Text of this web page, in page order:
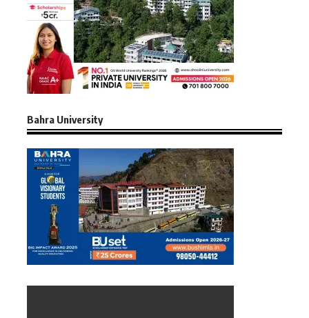
Bahra University